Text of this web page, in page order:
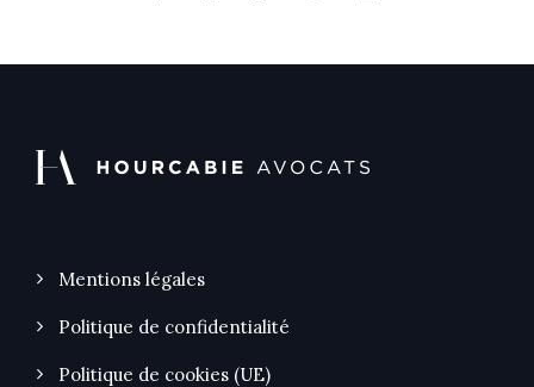
Mentions légales
Politique de confidentialité
Politique de cookies (UE)